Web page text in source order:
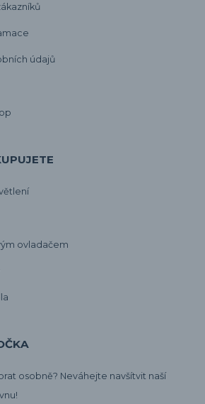
údajů
ovladačem
osobně? Neváhejte navšítvit naší